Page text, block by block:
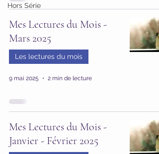
Hors Série
Mes Lectures du Mois -
Mars 2025
Les lectures du mois
9 mai 2025 2 min de lecture
Mes Lectures du Mois -
Janvier - Février 2025